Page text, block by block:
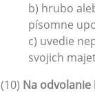
b) hrubo
písomne
c) uvedie
svojich
(10) Na odvolanie